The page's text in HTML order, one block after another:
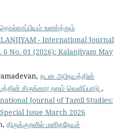
உணா்த்தும்
- International Journal
6 No. 01 (2026): Kalanjiyam May
நடன அபிநயத்தின்
சிருங்கார ரஸம் வெளிப்பாடு ,
Journal of Tamil Studies:
Issue March 2026
திருக்குறளில் மனிதநேயச்